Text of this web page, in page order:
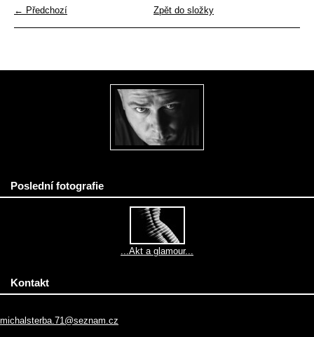
← Předchozí Zpět do složky
Poslední fotografie
...Akt a glamour...
Kontakt
michalsterba.71@seznam.cz